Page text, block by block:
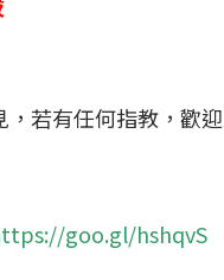
，若有任何指教，歡迎
goo.gl/hshqvS